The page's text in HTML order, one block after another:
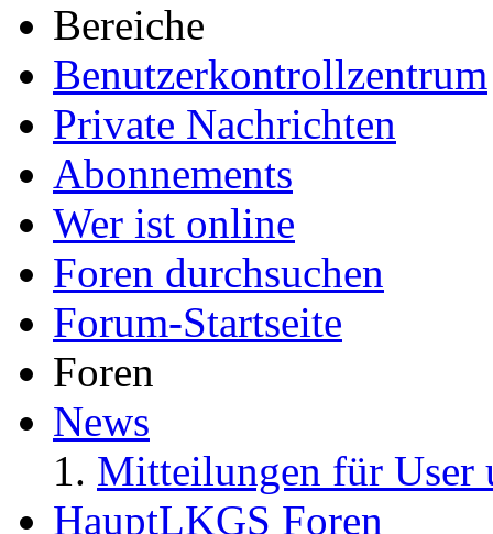
Bereiche
Benutzerkontrollzentrum
Private Nachrichten
Abonnements
Wer ist online
Foren durchsuchen
Forum-Startseite
Foren
News
Mitteilungen für User
HauptLKGS Foren